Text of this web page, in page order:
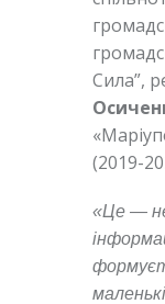
Сила”,
(2019-
«Це —